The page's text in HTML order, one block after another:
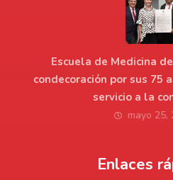
Escuela de Medicina
condecoración por sus 75
servicio a la
mayo 25,
Enlaces